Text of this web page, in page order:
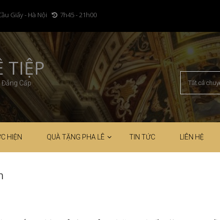
Giấy - Hà Nội 7h45 - 21h00
TIỆP
Cấp
HIỆN QUÀ TẶNG PHA LÊ TIN TỨC LIÊN HỆ